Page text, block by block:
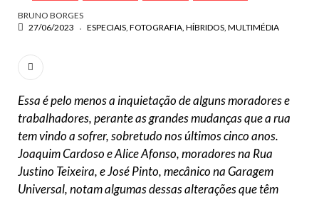
BRUNO BORGES
27/06/2023
ESPECIAIS FOTOGRAFIA HÍBRIDOS MULTIMÉDIA
Essa é pelo menos a inquietação de alguns moradores e
trabalhadores, perante as grandes mudanças que a rua
tem vindo a sofrer, sobretudo nos últimos cinco anos.
Joaquim Cardoso e Alice Afonso, moradores na Rua
Justino Teixeira, e José Pinto, mecânico na Garagem
Universal, notam algumas dessas alterações que têm